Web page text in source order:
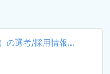
の選考/採用情報...